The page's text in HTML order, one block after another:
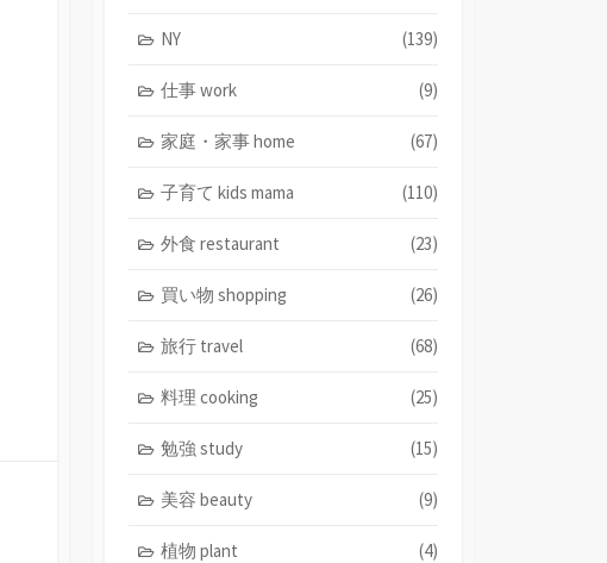
NY (139)
仕事 work (9)
家庭・家事 home (67)
子育て kids mama (110)
外食 restaurant (23)
買い物 shopping (26)
旅行 travel (68)
料理 cooking (25)
勉強 study (15)
美容 beauty (9)
植物 plant (4)